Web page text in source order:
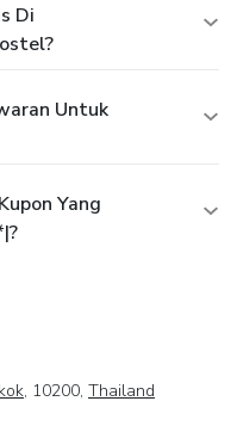
Di
Untuk
Yang
, 10200, Thailand